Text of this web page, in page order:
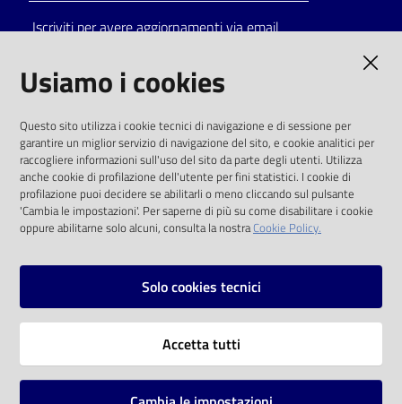
Iscriviti per avere aggiornamenti via email
solo alle condizioni previste dalla direttiva
comunitaria 2003/98/CE e dal d.lgs. 36/2006
SOCIAL
Instagram
Vai alla pagina
Usiamo i cookies
Questo sito utilizza i cookie tecnici di navigazione e di sessione per
garantire un miglior servizio di navigazione del sito, e cookie analitici per
raccogliere informazioni sull'uso del sito da parte degli utenti. Utilizza
anche cookie di profilazione dell'utente per fini statistici. I cookie di
profilazione puoi decidere se abilitarli o meno cliccando sul pulsante
'Cambia le impostazioni'. Per saperne di più su come disabilitare i cookie
oppure abilitarne solo alcuni, consulta la nostraCookie Policy.
Solo cookies tecnici
Accetta tutti